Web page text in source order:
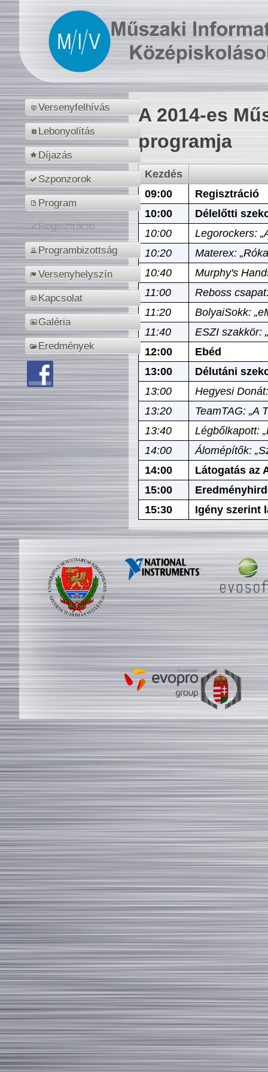
Versenyfelhívás
Lebonyolítás
Díjazás
Szponzorok
Program
Regisztráció
Programbizottság
Versenyhelyszín
Kapcsolat
Galéria
Eredmények
A 2014-es
programja
Kezdés
09:00
Regisztráció
10:00
Délelőtti
10:00
Legorockers:
10:20
Materex:
10:40
Murphy's
11:00
Reboss
11:20
BolyaiSokk:
11:40
ESZI szakkör:
12:00
Ebéd
13:00
Délutáni
13:00
Hegyesi
13:20
TeamTAG: „A
13:40
Légbőlkapott:
14:00
Álomépítők:
14:00
Látogatás az
15:00
15:30
Igény szerint